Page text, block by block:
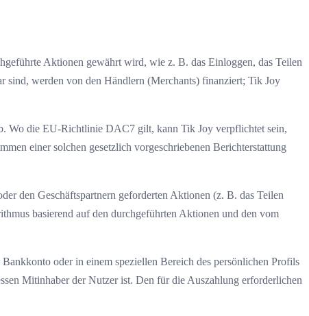
Aktionen gewährt wird, wie z. B. das Einloggen, das Teilen
sind, werden von den Händlern (Merchants) finanziert; Tik Joy
Wo die EU-Richtlinie DAC7 gilt, kann Tik Joy verpflichtet sein,
einer solchen gesetzlich vorgeschriebenen Berichterstattung
den Geschäftspartnern geforderten Aktionen (z. B. das Teilen
basierend auf den durchgeführten Aktionen und den vom
oder in einem speziellen Bereich des persönlichen Profils
Mitinhaber der Nutzer ist. Den für die Auszahlung erforderlichen